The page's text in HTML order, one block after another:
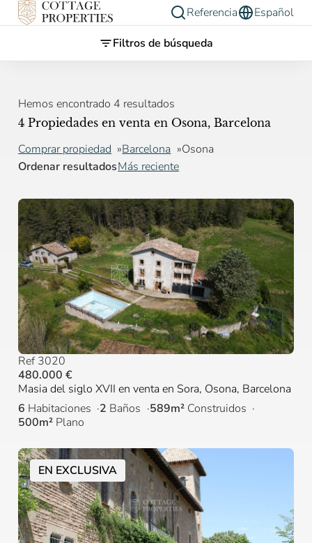
Referencia
Español
Filtros de búsqueda
Hemos encontrado 4 resultados
4 Propiedades en venta en Osona, Barcelona
Comprar propiedad Barcelona
Osona
Ordenar resultadosMás reciente
Ref 3020
480.000 €
Masia del siglo XVII en venta en Sora, Osona, Barcelona
6 Habitaciones 2 Baños 589m² Construidos
500m² Plano
EN EXCLUSIVA